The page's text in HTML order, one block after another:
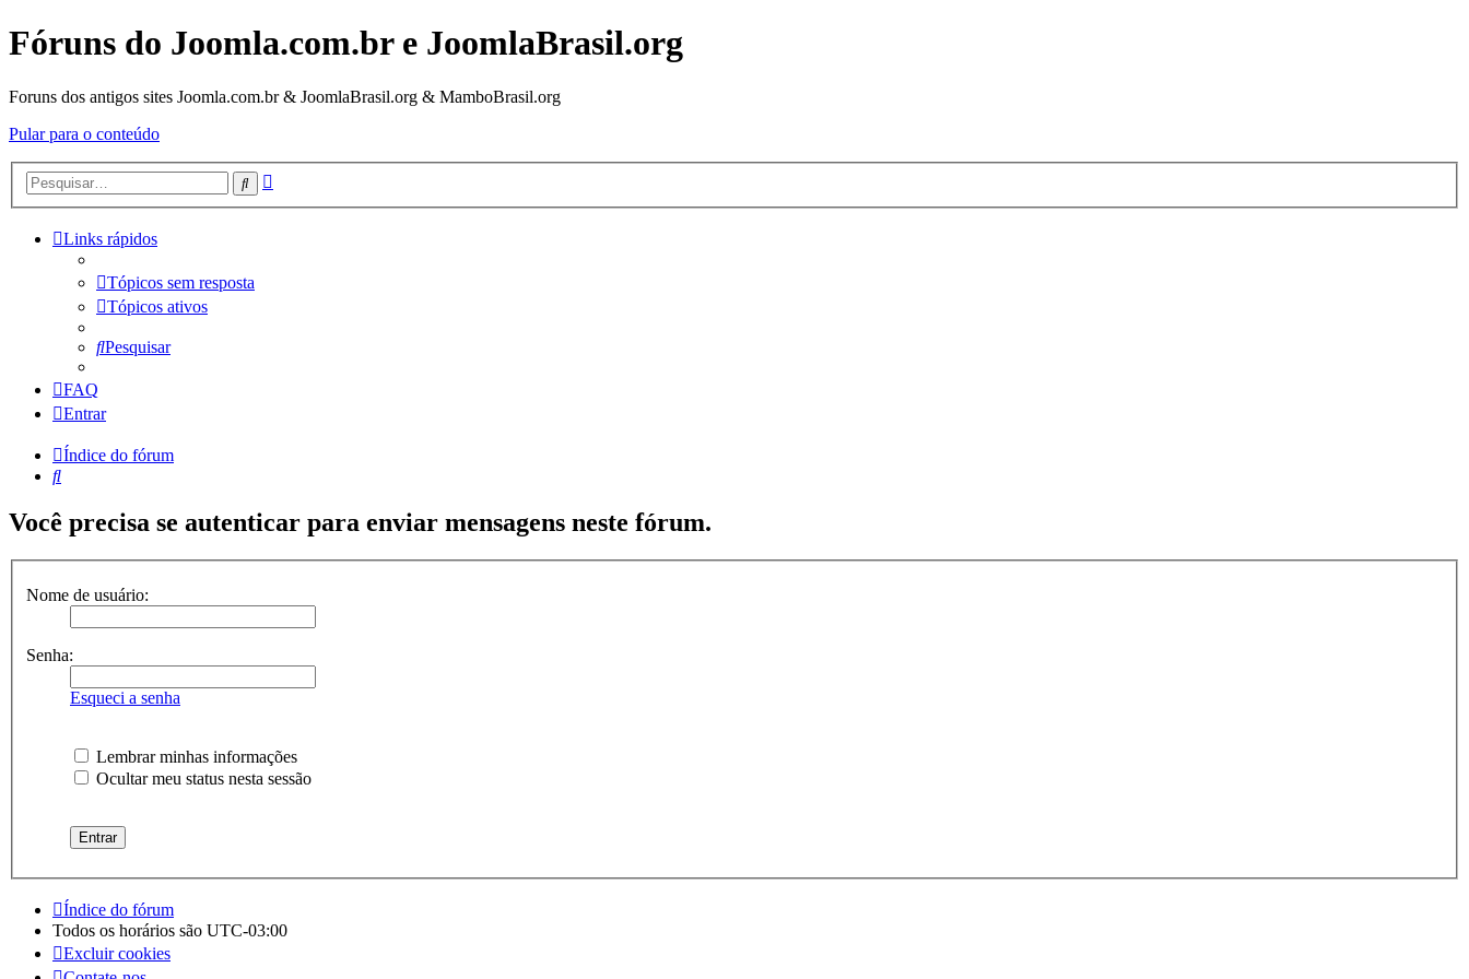
Fóruns do Joomla.com.br e JoomlaBrasil.org
Foruns dos antigos sites Joomla.com.br & JoomlaBrasil.org & MamboBrasil.org
Pular para o conteúdo
Pesquisar
Links rápidos
Tópicos sem resposta
Tópicos ativos
Pesquisar
FAQ
Entrar
Índice do fórum
Pesquisar
Você precisa se autenticar para enviar mensagens neste fórum.
Nome de usuário:
Senha:
Esqueci a senha
Lembrar minhas informações
Ocultar meu status nesta sessão
Índice do fórum
Todos os horários são UTC-03:00
Excluir cookies